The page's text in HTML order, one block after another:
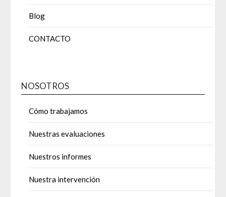
Blog
CONTACTO
NOSOTROS
Cómo trabajamos
Nuestras evaluaciones
Nuestros informes
Nuestra intervención